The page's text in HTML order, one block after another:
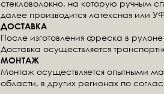
стекловолокно, на которую ручным
далее производится латексная или
ДОСТАВКА
После изготовления фреска в
Доставка осуществляется
МОНТАЖ
Монтаж осуществляется опытными
области, в других регионах по